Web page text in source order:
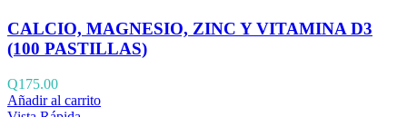
CALCIO, MAGNESIO, ZINC Y VITAMINA D3
(100 PASTILLAS)
Q175.00
Añadir al carrito